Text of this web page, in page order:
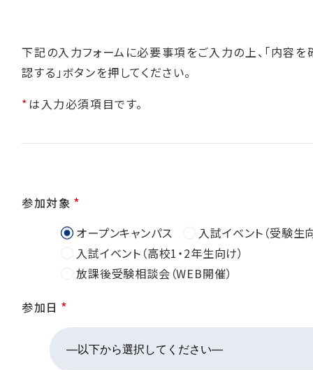
下記の入力フォームに必要事項をご入力の上、「内容を
認する」ボタンを押してください。
*は入力必須項目です。
参加対象 *
オープンキャンパス
入試イベント（受験生
入試イベント（高校1・2年生向け）
放課後受験相談会（WEB開催）
参加日 *